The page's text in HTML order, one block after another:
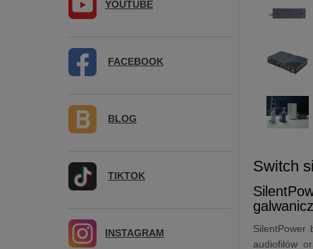
Switch
audiofilów
YOUTUBE
FACEBOOK
BLOG
TIKTOK
INSTAGRAM